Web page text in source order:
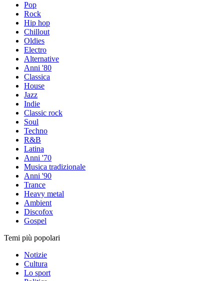
Pop
Rock
Hip hop
Chillout
Oldies
Electro
Alternative
Anni '80
Classica
House
Jazz
Indie
Classic rock
Soul
Techno
R&B
Latina
Anni '70
Musica tradizionale
Anni '90
Trance
Heavy metal
Ambient
Discofox
Gospel
Temi più popolari
Notizie
Cultura
Lo sport